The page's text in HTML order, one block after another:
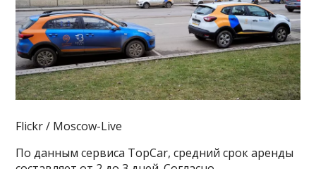
Flickr / Moscow-Live
По данным сервиса TopCar, средний срок аренды